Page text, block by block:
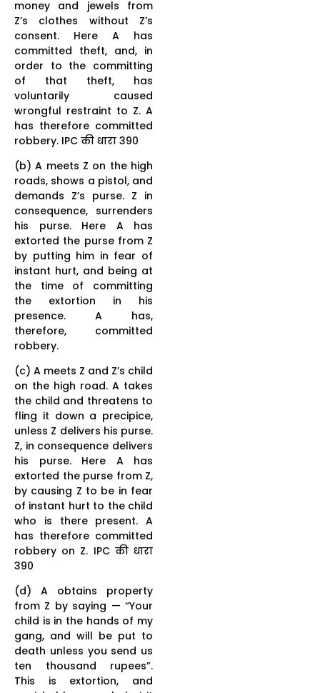
money and jewels from
Z’s clothes without Z’s
consent. Here A has
committed theft, and, in
order to the committing
of that theft, has
voluntarily caused
wrongful restraint to Z. A
has therefore committed
robbery. IPC की धारा 390
(b) A meets Z on the high
roads, shows a pistol, and
demands Z’s purse. Z in
consequence, surrenders
his purse. Here A has
extorted the purse from Z
by putting him in fear of
instant hurt, and being at
the time of committing
the extortion in his
presence. A has,
therefore, committed
robbery.
(c) A meets Z and Z’s child
on the high road. A takes
the child and threatens to
fling it down a precipice,
unless Z delivers his purse.
Z, in consequence delivers
his purse. Here A has
extorted the purse from Z,
by causing Z to be in fear
of instant hurt to the child
who is there present. A
has therefore committed
robbery on Z. IPC की धारा
390
(d) A obtains property
from Z by saying — “Your
child is in the hands of my
gang, and will be put to
death unless you send us
ten thousand rupees”.
This is extortion, and